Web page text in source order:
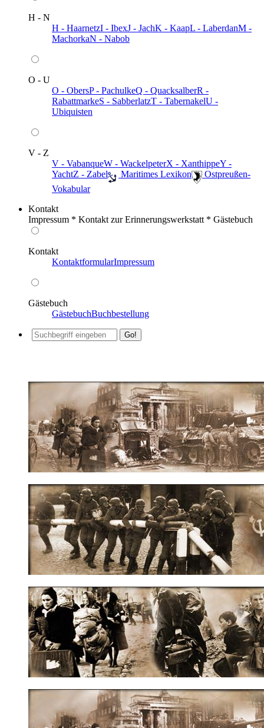
H - N
H - HaarnetzI - IbexJ - JachK - KaapL - LaberdanM -
MachorkaN - Nabob
O - U
O - ObersP - PachulkeQ - QuacksalberR -
RabattmarkeS - SabberlatzT - TabernakelU -
Ubiquisten
V - Z
V - VabanqueW - WackelpeterX - XanthippeY -
YachtZ - Zabel ️ Maritimes Lexikon
️ Ostpreußen-
Vokabular
Kontakt
Impressum * Kontakt zur Erinnerungswerkstatt * Gästebuch
Kontakt
KontaktformularImpressum
Gästebuch
GästebuchBuchbestellung